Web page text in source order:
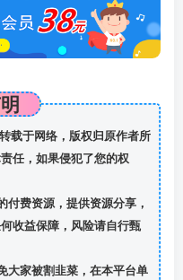
载于网络，版权归原作者所
任，如果侵犯了您的权
费资源，提供资源分享，
收益保障，风险请自行甄
大家被割韭菜，在本平台单